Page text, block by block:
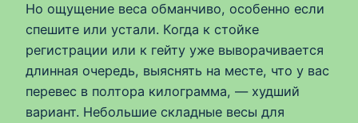
Но ощущение веса обманчиво, особенно если
спешите или устали. Когда к стойке
регистрации или к гейту уже выворачивается
длинная очередь, выяснять на месте, что у вас
перевес в полтора килограмма, — худший
вариант. Небольшие складные весы для